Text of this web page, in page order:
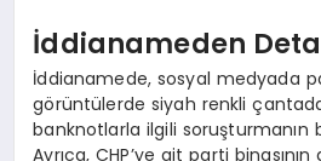
İddianameden
İddianamede, sosyal medyada
görüntülerde siyah renkli
banknotlarla ilgili soruşturmanın
Ayrıca, CHP’ye ait parti binasının